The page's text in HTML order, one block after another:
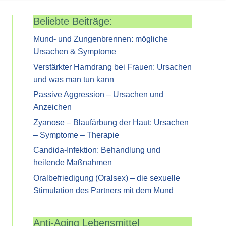
Beliebte Beiträge:
Mund- und Zungenbrennen: mögliche
Ursachen & Symptome
Verstärkter Harndrang bei Frauen: Ursachen
und was man tun kann
Passive Aggression – Ursachen und
Anzeichen
Zyanose – Blaufärbung der Haut: Ursachen
– Symptome – Therapie
Candida-Infektion: Behandlung und
heilende Maßnahmen
Oralbefriedigung (Oralsex) – die sexuelle
Stimulation des Partners mit dem Mund
Anti-Aging Lebensmittel